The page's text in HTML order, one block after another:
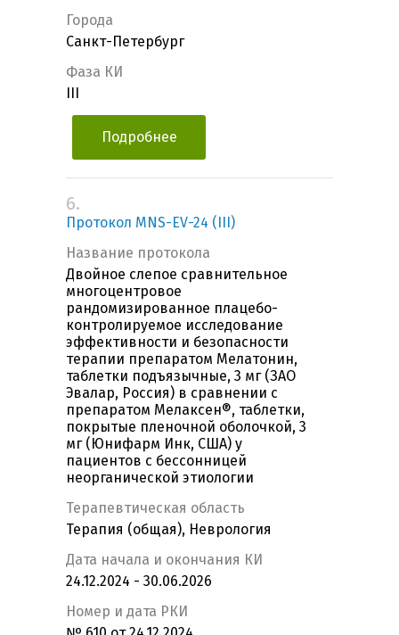
Города
Санкт-Петербург
Фаза КИ
Подробнее
6.
Протокол MNS-EV-24 (III)
Название протокола
Двойное слепое сравнительное
многоцентровое
рандомизированное плацебо-
контролируемое исследование
эффективности и безопасности
терапии препаратом Мелатонин,
таблетки подъязычные, 3 мг (ЗАО
Эвалар, Россия) в сравнении с
препаратом Мелаксен®, таблетки,
покрытые пленочной оболочкой, 3
мг (Юнифарм Инк, США) у
пациентов с бессонницей
неорганической этиологии
Терапевтическая область
Терапия (общая), Неврология
Дата начала и окончания КИ
24.12.2024 - 30.06.2026
Номер и дата РКИ